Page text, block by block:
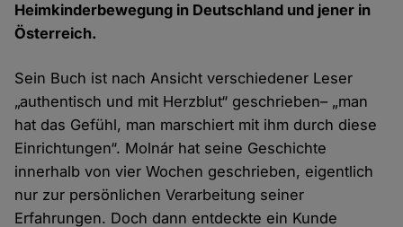
Heimkinderbewegung in Deutschland und jener in
Österreich.
Sein Buch ist nach Ansicht verschiedener Leser
„authentisch und mit Herzblut“ geschrieben– „man
hat das Gefühl, man marschiert mit ihm durch diese
Einrichtungen“. Molnár hat seine Geschichte
innerhalb von vier Wochen geschrieben, eigentlich
nur zur persönlichen Verarbeitung seiner
Erfahrungen. Doch dann entdeckte ein Kunde